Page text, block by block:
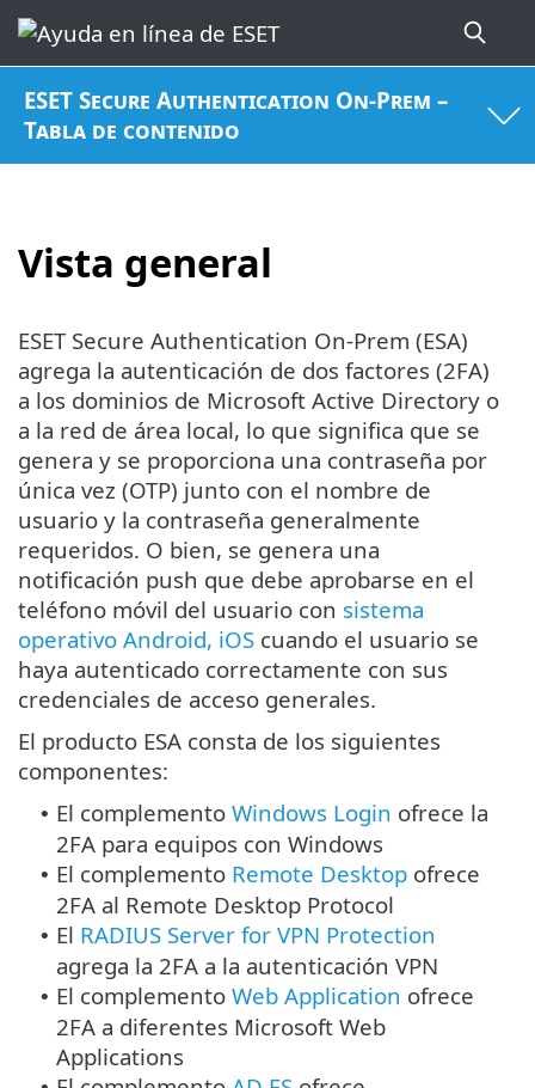
ESET Secure Authentication On-Prem –
Tabla de contenido
Vista general
ESET Secure Authentication On-Prem (ESA)
agrega la autenticación de dos factores (2FA)
a los dominios de Microsoft Active Directory o
a la red de área local, lo que significa que se
genera y se proporciona una contraseña por
única vez (OTP) junto con el nombre de
usuario y la contraseña generalmente
requeridos. O bien, se genera una
notificación push que debe aprobarse en el
teléfono móvil del usuario con sistema
operativo Android, iOS cuando el usuario se
haya autenticado correctamente con sus
credenciales de acceso generales.
El producto ESA consta de los siguientes
componentes:
• El complemento Windows Login ofrece la
2FA para equipos con Windows
• El complemento Remote Desktop ofrece
2FA al Remote Desktop Protocol
• El RADIUS Server for VPN Protection
agrega la 2FA a la autenticación VPN
• El complemento Web Application ofrece
2FA a diferentes Microsoft Web
Applications